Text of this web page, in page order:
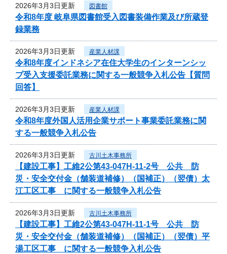
2026年3月3日更新 図書館
令和8年度 岐阜県図書館受入図書装備作業及び所蔵登
録業務
2026年3月3日更新 産業人材課
令和8年度インドネシア在住大学生のインターンシッ
プ受入支援委託業務に関する一般競争入札公告【質問
回答】
2026年3月3日更新 産業人材課
令和8年度外国人活用企業サポート事業委託業務に関
する一般競争入札公告
2026年3月3日更新 古川土木事務所
【建設工事】工維2公第43-047H-11-2号 公共 防
災・安全交付金（舗装道補修）（国補正）（翌債）太
江工区工事 に関する一般競争入札公告
2026年3月3日更新 古川土木事務所
【建設工事】工維2公第43-047H-11-1号 公共 防
災・安全交付金（舗装道補修）（国補正）（翌債）平
湯工区工事 に関する一般競争入札公告